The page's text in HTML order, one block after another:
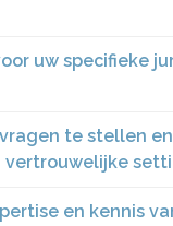
uw specifieke
te stellen
vertrouwelijke
en kennis